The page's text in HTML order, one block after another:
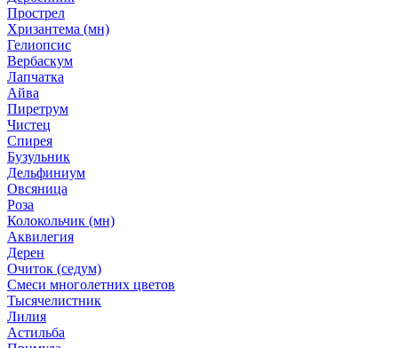
Прострел
Хризантема (мн)
Гелиопсис
Вербаскум
Лапчатка
Айва
Пиретрум
Чистец
Спирея
Бузульник
Дельфиниум
Овсяница
Роза
Колокольчик (мн)
Аквилегия
Дерен
Очиток (седум)
Смеси многолетних цветов
Тысячелистник
Лилия
Астильба